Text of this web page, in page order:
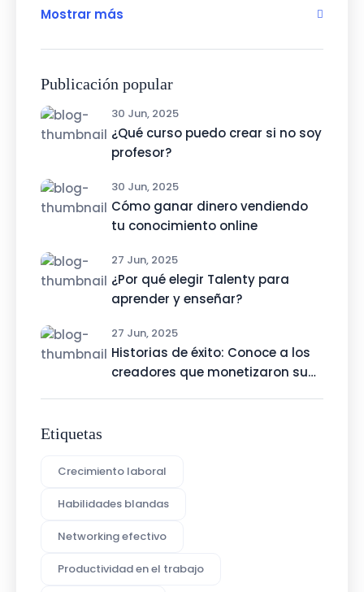
Mostrar más
Publicación popular
30 Jun, 2025
¿Qué curso puedo crear si no soy
profesor?
30 Jun, 2025
Cómo ganar dinero vendiendo
tu conocimiento online
27 Jun, 2025
¿Por qué elegir Talenty para
aprender y enseñar?
27 Jun, 2025
Historias de éxito: Conoce a los
creadores que monetizaron su
Etiquetas
Crecimiento laboral
Habilidades blandas
Networking efectivo
Productividad en el trabajo